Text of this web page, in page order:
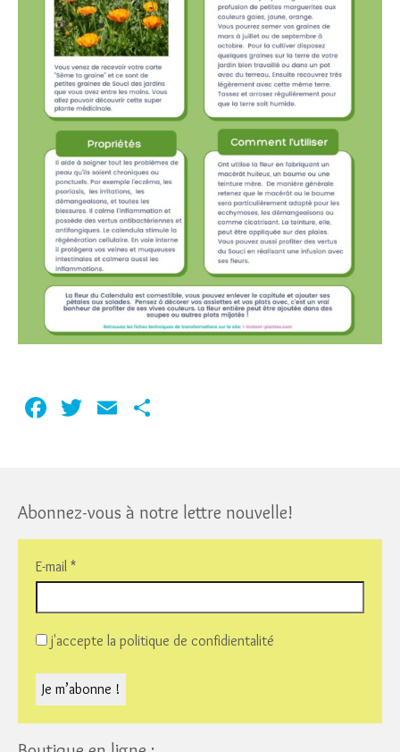
Facebook
TwitterEmail
Abonnez-vous à notre lettre nouvelle!
E-mail *
j'accepte la politique de confidientalité